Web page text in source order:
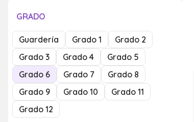
GRADO
Guardería Grado 1
Grado 2
Grado 3
Grado 4
Grado 5
Grado 6
Grado 7
Grado 8
Grado 9
Grado 10
Grado 11
Grado 12